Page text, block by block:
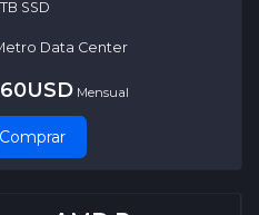
SSD
Data Center
Mensual
Comprar